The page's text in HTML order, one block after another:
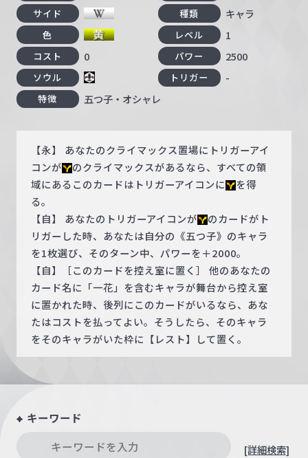
サイド 種類 キャラ
色 レベル 1
コスト 0 パワー 2500
ソウル トリガー -
特徴 五つ子・オシャレ
【永】 あなたのクライマックス置場にトリガーアイ
コンが
のクライマックスがあるなら、すべての領
域にあるこのカードはトリガーアイコンに
を得
る。
【自】 あなたのトリガーアイコンが
のカードがト
リガーした時、あなたは自分の《五つ子》のキャラ
を1枚選び、そのターン中、パワーを＋2000。
【自】［このカードを控え室に置く］ 他のあなたの
カード名に「一花」を含むキャラが舞台から控え室
に置かれた時、後列にこのカードがいるなら、あな
たはコストを払ってよい。そうしたら、そのキャラ
をそのキャラがいた枠に【レスト】して置く。
キーワード
[詳細検索]